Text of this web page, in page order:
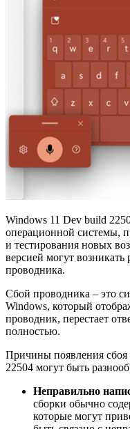
Windows 11 Dev build
операционной системы,
и тестирования новых
версией могут
проводника.
Сбой проводника – это
Windows, который
проводник, перестает
полностью.
Причины появления сбоя
22504 могут быть
Неправильно
сборки обычно
которые могут